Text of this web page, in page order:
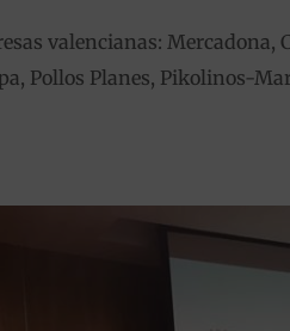
valencianas:
Pollos Planes, Pikolinos-